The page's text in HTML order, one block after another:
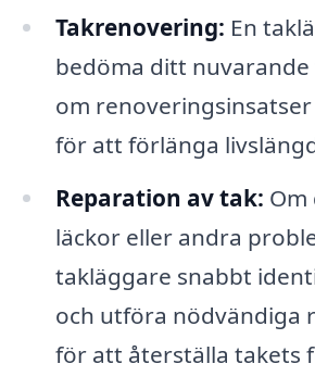
Takrenovering: En
bedöma ditt nuvarande
om
för att förlänga
Reparation av tak:
läckor eller andra
takläggare snabbt
och utföra nödvändiga
för att återställa takets